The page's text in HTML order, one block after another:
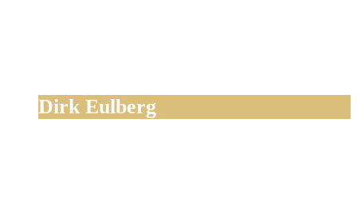
Dirk Eulberg